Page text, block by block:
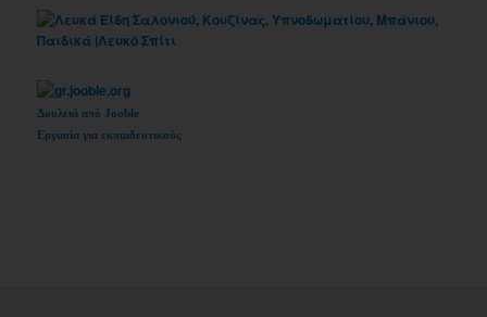
Δουλειά από Jooble
Εργασία για εκπαιδευτικούς